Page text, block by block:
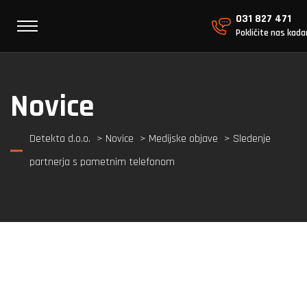
031 827 471
Pokličite nas
Novice
Detekta d.o.o. > Novice > Medijske objave > Sledenje
partnerja s pametnim telefonom